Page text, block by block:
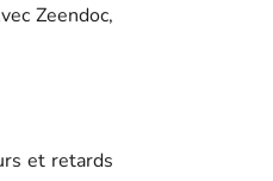
Zeendoc,
et retards